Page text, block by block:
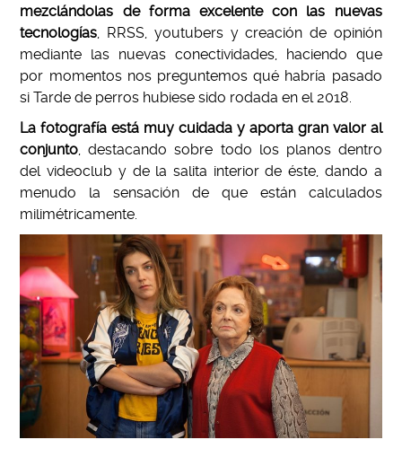
mezclándolas de forma excelente con las nuevas
tecnologías, RRSS, youtubers y creación de opinión
mediante las nuevas conectividades, haciendo que
por momentos nos preguntemos qué habría pasado
si Tarde de perros hubiese sido rodada en el 2018.
La fotografía está muy cuidada y aporta gran valor al
conjunto, destacando sobre todo los planos dentro
del videoclub y de la salita interior de éste, dando a
menudo la sensación de que están calculados
milimétricamente.